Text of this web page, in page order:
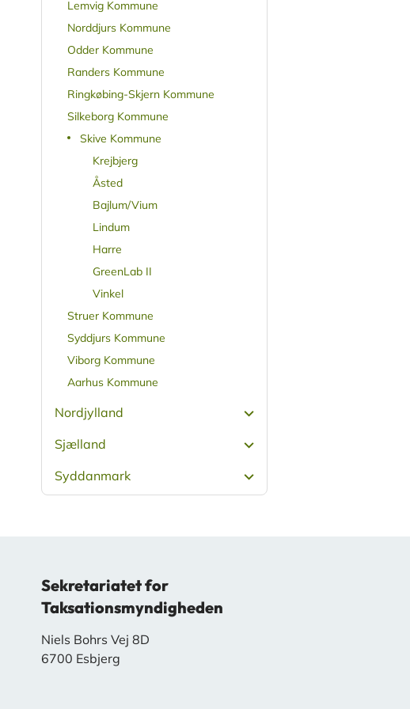
Lemvig Kommune
Norddjurs Kommune
Odder Kommune
Randers Kommune
Ringkøbing-Skjern Kommune
Silkeborg Kommune
Skive Kommune
Krejbjerg
Åsted
Bajlum/Vium
Lindum
Harre
GreenLab II
Vinkel
Struer Kommune
Syddjurs Kommune
Viborg Kommune
Aarhus Kommune
Nordjylland
Sjælland
Syddanmark
Sekretariatet for
Taksationsmyndigheden
Niels Bohrs Vej 8D
6700 Esbjerg